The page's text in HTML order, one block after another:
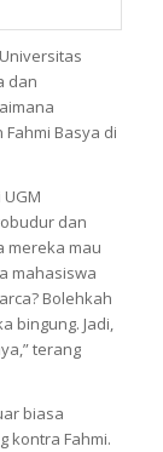
dan
Basya di
dan
mereka mau
mahasiswa
Bolehkah
bingung. Jadi,
terang
biasa
kontra Fahmi.